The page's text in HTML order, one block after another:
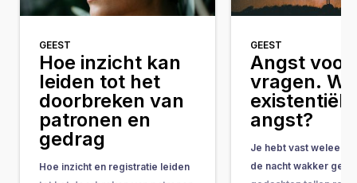
GEEST
Hoe inzicht kan
leiden tot het
doorbreken van
patronen en
gedrag
Hoe inzicht en registratie leiden
GEEST
Angst voor
vragen.
existentiële
angst?
Je hebt vast weleens
de nacht wakker